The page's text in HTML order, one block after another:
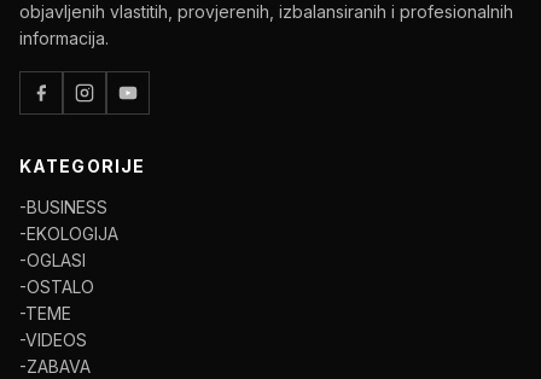
objavljenih vlastitih, provjerenih, izbalansiranih i profesionalnih
informacija.
KATEGORIJE
-BUSINESS
-EKOLOGIJA
-OGLASI
-OSTALO
-TEME
-VIDEOS
-ZABAVA